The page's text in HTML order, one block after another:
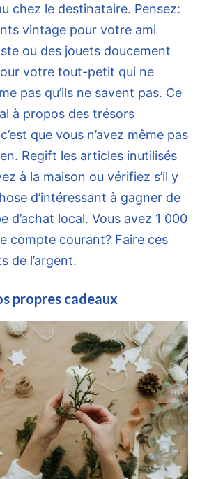
chez le destinataire. Pensez:
vintage pour votre ami
ou des jouets doucement
votre tout-petit qui ne
pas qu’ils ne savent pas. Ce
à propos des trésors
que vous n’avez même pas
Regift les articles inutilisés
à la maison ou vérifiez s’il y
d’intéressant à gagner de
d’achat local. Vous avez 1 000
compte courant? Faire ces
de l’argent.
propres cadeaux